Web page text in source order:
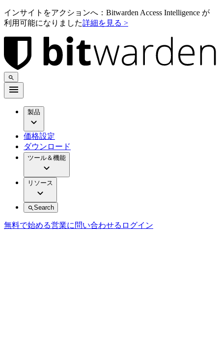
インサイトをアクションへ：Bitwarden Access Intelligence が
利用可能になりました詳細を見る >
製品
価格設定
ダウンロード
ツール＆機能
リソース
Search
無料で始める営業に問い合わせる ログイン